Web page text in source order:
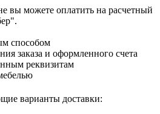
вы можете оплатить на расчетный
способом
заказа и оформленного счета
реквизитам
варианты доставки: